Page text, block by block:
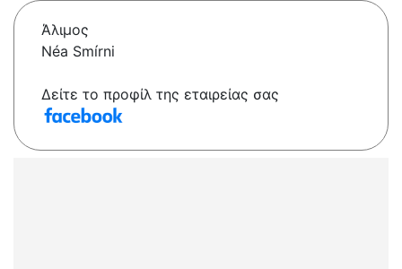
Άλιμος
Néa Smírni
Δείτε το προφίλ της εταιρείας σας